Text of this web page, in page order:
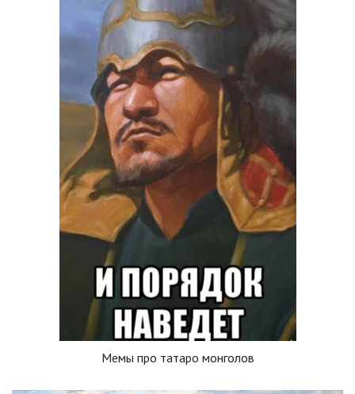
Мемы про татаро монголов